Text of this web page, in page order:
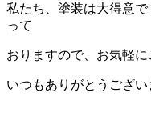
私たち、塗装は大得意
って
おりますので、お気軽
いつもありがとうござい